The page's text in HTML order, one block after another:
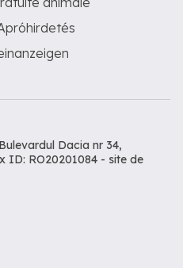
Dacia nr 34,
ID: RO20201084 - site de